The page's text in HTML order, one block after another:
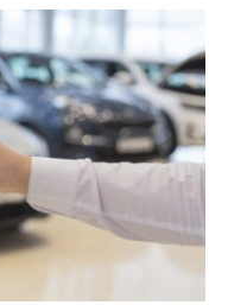
au înregistrat
de la începutul mileniului,